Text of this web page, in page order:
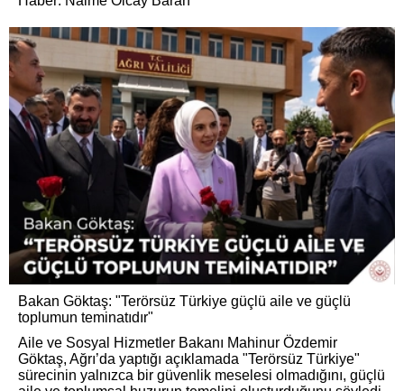
Bakan Göktaş: "Terörsüz Türkiye güçlü aile ve güçlü
toplumun teminatıdır"
Aile ve Sosyal Hizmetler Bakanı Mahinur Özdemir
Göktaş, Ağrı’da yaptığı açıklamada "Terörsüz Türkiye"
sürecinin yalnızca bir güvenlik meselesi olmadığını, güçlü